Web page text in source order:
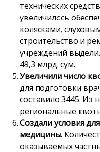
технических
увеличилось
колясками,
строительство и
учреждений
49,3 млрд. сум.
Увеличили число
для подготовки
составило 3445. Из
региональные
Создали условия
медицины.
оказываемых